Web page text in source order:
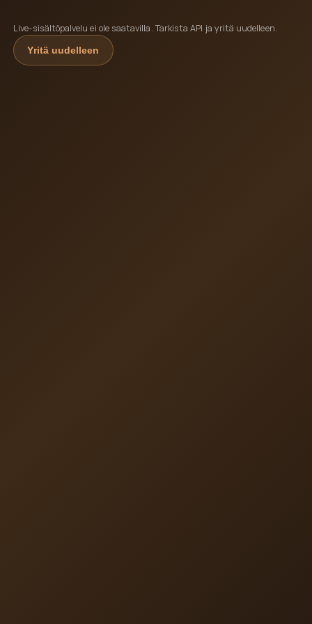
Live-sisältöpalvelu ei ole saatavilla. Tarkista API ja yritä uudelleen.
Yritä uudelleen